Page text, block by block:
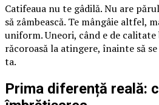
Catifeaua nu te gâdilă. Nu are
să zâmbească. Te mângâie altfel,
uniform. Uneori, când e de
răcoroasă la atingere, înainte să
ta.
Prima diferență reală: